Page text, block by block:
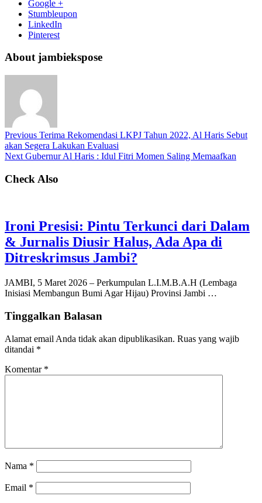
Google +
Stumbleupon
LinkedIn
Pinterest
About jambiekspose
Previous Terima Rekomendasi LKPJ Tahun 2022, Al Haris Sebut
akan Segera Lakukan Evaluasi
Next Gubernur Al Haris : Idul Fitri Momen Saling Memaafkan
Check Also
Ironi Presisi: Pintu Terkunci dari Dalam
& Jurnalis Diusir Halus, Ada Apa di
Ditreskrimsus Jambi?
JAMBI, 5 Maret 2026 – Perkumpulan L.I.M.B.A.H (Lembaga
Inisiasi Membangun Bumi Agar Hijau) Provinsi Jambi …
Tinggalkan Balasan
Alamat email Anda tidak akan dipublikasikan. Ruas yang wajib
ditandai *
Komentar *
Nama *
Email *